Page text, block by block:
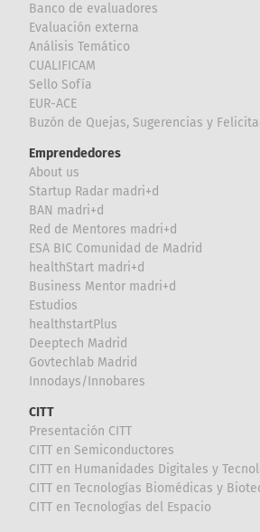
Banco de evaluadores
Evaluación externa
Análisis Temático
CUALIFICAM
Sello Sofía
EUR-ACE
Buzón de Quejas, Sugerencias y
Emprendedores
About us
Startup Radar madri+d
BAN madri+d
Red de Mentores madri+d
ESA BIC Comunidad de Madrid
healthStart madri+d
Business Mentor madri+d
Estudios
healthstartPlus
Deeptech Madrid
Govtechlab Madrid
Innodays/Innobares
CITT
Presentación CITT
CITT en Semiconductores
CITT en Humanidades Digitales y
CITT en Tecnologías Biomédicas y
CITT en Tecnologías del Espacio